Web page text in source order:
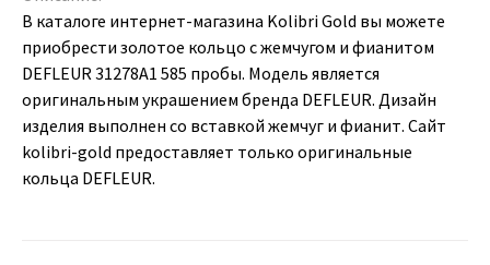
В каталоге интернет-магазина Kolibri Gold вы можете
приобрести золотое кольцо с жемчугом и фианитом
DEFLEUR 31278A1 585 пробы. Модель является
оригинальным украшением бренда DEFLEUR. Дизайн
изделия выполнен со вставкой жемчуг и фианит. Сайт
kolibri-gold предоставляет только оригинальные
кольца DEFLEUR.